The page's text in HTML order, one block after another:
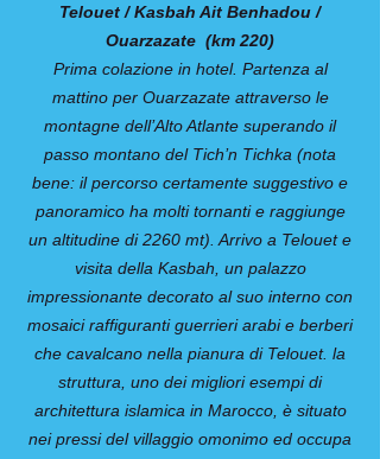
Telouet / Kasbah Ait Benhadou /
Ouarzazate (km 220)
Prima colazione in hotel. Partenza al
mattino per Ouarzazate attraverso le
montagne dell’Alto Atlante superando il
passo montano del Tich’n Tichka (nota
bene: il percorso certamente suggestivo e
panoramico ha molti tornanti e raggiunge
un altitudine di 2260 mt). Arrivo a Telouet e
visita della Kasbah, un palazzo
impressionante decorato al suo interno con
mosaici raffiguranti guerrieri arabi e berberi
che cavalcano nella pianura di Telouet. la
struttura, uno dei migliori esempi di
architettura islamica in Marocco, è situato
nei pressi del villaggio omonimo ed occupa